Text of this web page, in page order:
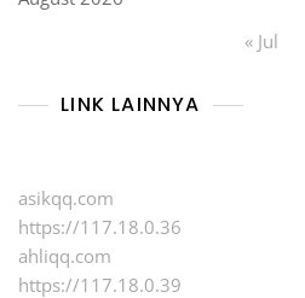
« Jul
LINK LAINNYA
asikqq.com
https://117.18.0.36
ahliqq.com
https://117.18.0.39